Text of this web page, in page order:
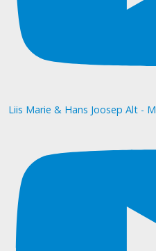
Liis Marie & Hans Joosep Alt -